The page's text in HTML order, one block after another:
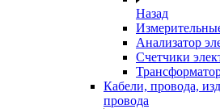
Назад
Анализатор
Счетчики
Кабели, провода,
провода